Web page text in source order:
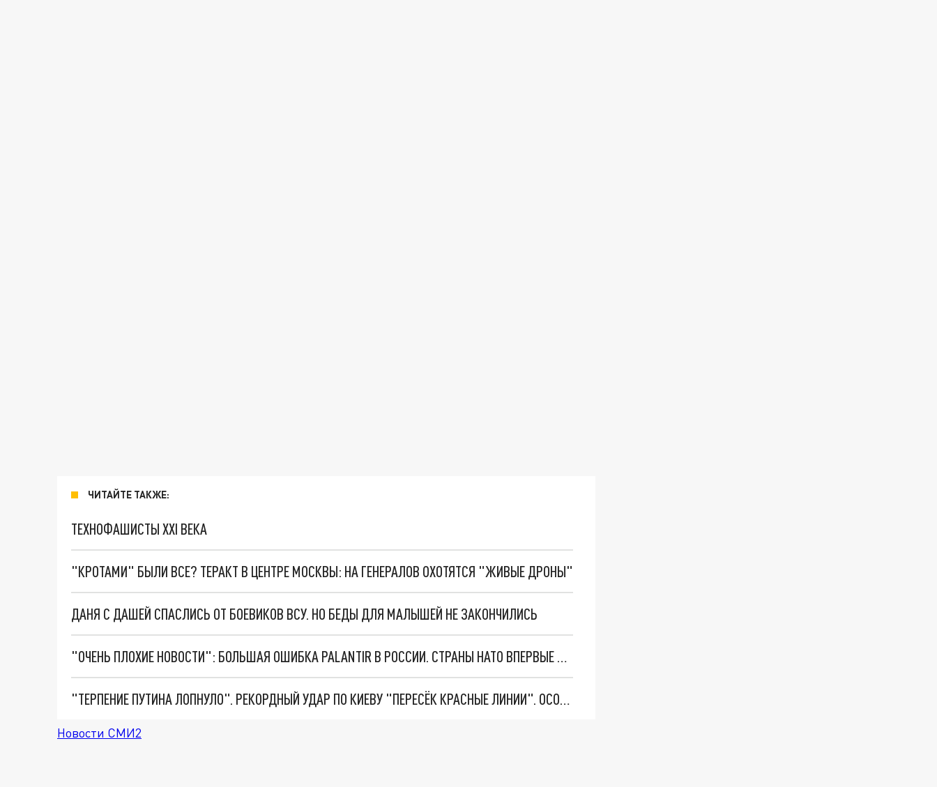
ЧИТАЙТЕ ТАКЖЕ:
ТЕХНОФАШИСТЫ XXI ВЕКА
"КРОТАМИ" БЫЛИ ВСЕ? ТЕРАКТ В ЦЕНТРЕ МОСКВЫ: НА ГЕНЕРАЛОВ ОХОТЯТСЯ "ЖИВЫЕ ДРОНЫ"
ДАНЯ С ДАШЕЙ СПАСЛИСЬ ОТ БОЕВИКОВ ВСУ. НО БЕДЫ ДЛЯ МАЛЫШЕЙ НЕ ЗАКОНЧИЛИСЬ
"ОЧЕНЬ ПЛОХИЕ НОВОСТИ": БОЛЬШАЯ ОШИБКА PALANTIR В РОССИИ. СТРАНЫ НАТО ВПЕРВЫЕ ЗА СВО ОСТАНОВИЛИ ПОСТАВКИ ОРУЖИЯ. ВСУ ТЕРЯЮТ ПРИГРАНИЧЬЕ?
"ТЕРПЕНИЕ ПУТИНА ЛОПНУЛО". РЕКОРДНЫЙ УДАР ПО КИЕВУ "ПЕРЕСЁК КРАСНЫЕ ЛИНИИ". ОСОБЫЕ СПЕЦЫ КНДР НА ЛБС? ТАЙНЫЕ ПЕРЕГОВОРЫ ЕВРОПЫ И МОСКВЫ
Новости СМИ2